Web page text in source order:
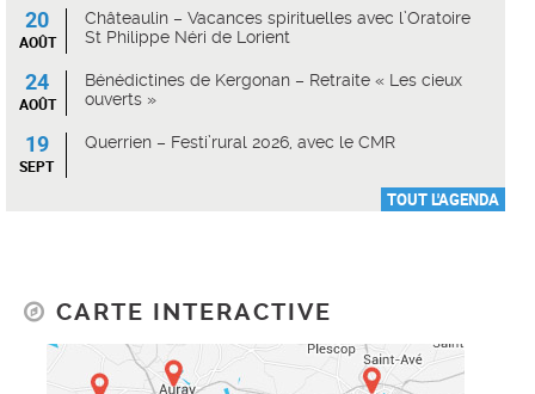
20
AOÛT
Châteaulin – Vacances spirituelles avec l’Oratoire
St Philippe Néri de Lorient
24
AOÛT
Bénédictines de Kergonan – Retraite « Les cieux
ouverts »
19
SEPT
Querrien – Festi’rural 2026, avec le CMR
TOUT L'AGENDA
CARTE INTERACTIVE